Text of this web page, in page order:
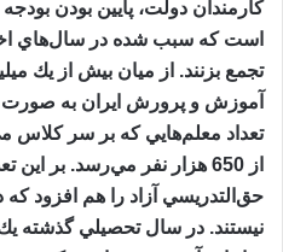
كارمندان دولت، پايين بودن
است كه سبب شده در سال‌هاي
تجمع بزنند. از ميان بيش از يك
آموزش و پرورش ايران به
تعداد معلم‌هايي كه بر سر كلاس
از 650 هزار نفر مي‌رسد. بر
حق‌التدريسي آزاد را هم افزود